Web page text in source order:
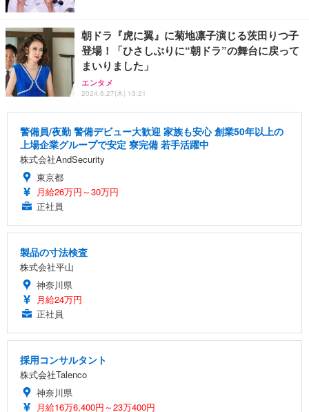
朝ドラ『虎に翼』に菊地凛子演じる茨田りつ子
登場！「ひさしぶりに“朝ドラ”の舞台に戻って
まいりました」
エンタメ
2024.6.27(木) 13:21
警備員/夜勤 警備デビュー大歓迎 家族も安心 創業50年以上の
上場企業グループで安定 寮完備 若手活躍中
株式会社AndSecurity
東京都
月給26万円～30万円
正社員
製品の寸法検査
株式会社平山
神奈川県
月給24万円
正社員
採用コンサルタント
株式会社Talenco
神奈川県
月給16万6,400円～23万400円